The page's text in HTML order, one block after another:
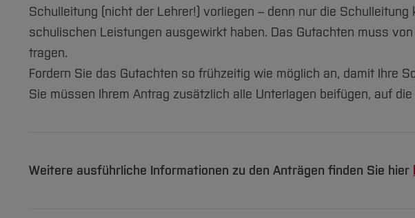
Schulleitung (nicht der Lehrer!) vorliegen – denn nur die
schulischen Leistungen ausgewirkt haben. Das Gutachten muss
tragen.
Fordern Sie das Gutachten so frühzeitig wie möglich an, damit Ihre
Sie müssen Ihrem Antrag zusätzlich alle Unterlagen beifügen, auf
Weitere ausführliche Informationen zu den Anträgen finden Sie hier